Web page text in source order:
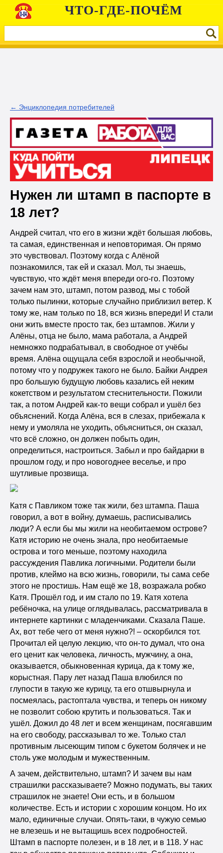
ЧТО-ГДЕ-ПОЧЁМ
← Энциклопедия потребителей
Нужен ли штамп в паспорте в
18 лет?
Андрей считал, что его в жизни ждёт большая любовь,
та самая, единственная и неповторимая. Он прямо
это чувствовал. Поэтому когда с Алёной
познакомился, так ей и сказал. Мол, ты знаешь,
чувствую, что ждёт меня впереди ого-го. Поэтому
зачем нам это, штамп, потом развод, мы с тобой
только пылинки, которые случайно приблизил ветер. К
тому же, нам только по 18, вся жизнь впереди! И стали
они жить вместе просто так, без штампов. Жили у
Алёны, отца не было, мама работала, а Андрей
немножко подрабатывал, в свободное от учёбы
время. Алёна ощущала себя взрослой и необычной,
потому что у подружек такого не было. Байки Андрея
про большую будущую любовь казались ей неким
кокетством и результатом стеснительности. Пожили
так, а потом Андрей как-то вещи собрал и ушёл без
объяснений. Когда Алёна, вся в слезах, прибежала к
нему и умоляла не уходить, объясниться, он сказал,
что всё сложно, он должен побыть один,
определиться, настроиться. Забыл и про байдарки в
прошлом году, и про новогоднее веселье, и про
шутливые прозвища.
Катя с Павликом тоже так жили, без штампа. Паша
говорил, а вот в войну, думаешь, расписывались
люди? А если бы мы жили на необитаемом острове?
Катя историю не очень знала, про необитаемые
острова и того меньше, поэтому находила
рассуждения Павлика логичными. Родители были
против, клеймо на всю жизнь, говорили, ты сама себе
этого не простишь. Нам ещё же 18, возражала робко
Катя. Прошёл год, и им стало по 19. Катя хотела
ребёночка, на улице оглядывалась, рассматривала в
интернете картинки с младенчиками. Сказала Паше.
Ах, вот тебе чего от меня нужно?! – оскорбился тот.
Прочитал ей целую лекцию, что он-то думал, что она
его ценит как человека, личность, мужчину, а она,
оказывается, обыкновенная курица, да к тому же,
корыстная. Пару лет назад Паша влюбился по
глупости в такую же курицу, та его отшвырнула и
посмеялась, растоптала чувства, и теперь он никому
не позволит собою крутить и пользоваться. Так и
ушёл. Дожил до 48 лет и всем женщинам, посягавшим
на его свободу, рассказывал то же. Только стал
противным лысеющим типом с букетом болячек и не
столь уже молодым и мужественным.
А зачем, действительно, штамп? И зачем вы нам
страшилки рассказываете? Можно подумать, вы таких
страшилок не знаете! Они есть, и в большом
количестве. Есть и истории с хорошим концом. Но их
мало, единичные случаи. Опять-таки, в чужую семью
не влезешь и не вытащишь всех подробностей.
Штамп в паспорте полезен, и в 18 лет, и в 118. У нас